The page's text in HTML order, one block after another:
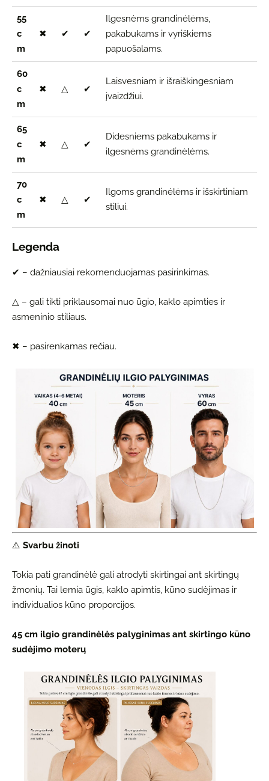
55
c
m
✖ ✔ ✔
Ilgesnėms grandinėlėms,
pakabukams ir vyriškiems
papuošalams.
60
c
m
✖ △ ✔
Laisvesniam ir išraiškingesniam
įvaizdžiui.
65
c
m
✖ △ ✔
Didesniems pakabukams ir
ilgesnėms grandinėlėms.
70
c
m
✖ △ ✔
Ilgoms grandinėlėms ir išskirtiniam
stiliui.
Legenda
✔ – dažniausiai rekomenduojamas pasirinkimas.
△ – gali tikti priklausomai nuo ūgio, kaklo apimties ir
asmeninio stiliaus.
✖ – pasirenkamas rečiau.
⚠️ Svarbu žinoti
Tokia pati grandinėlė gali atrodyti skirtingai ant skirtingų
žmonių. Tai lemia ūgis, kaklo apimtis, kūno sudėjimas ir
individualios kūno proporcijos.
45 cm ilgio grandinėlės palyginimas ant skirtingo kūno
sudėjimo moterų